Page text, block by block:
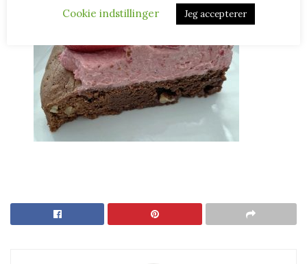
Cookie indstillinger
Jeg accepterer